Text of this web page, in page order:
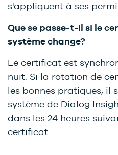
s'appliquent à ses
Que se passe-t-il si le
système change?
Le certificat est
nuit. Si la rotation de
les bonnes pratiques, il
système de Dialog
dans les 24 heures
certificat.